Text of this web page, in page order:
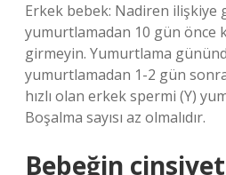
Erkek bebek: Nadiren ilişkiye
yumurtlamadan 10 gün önce
girmeyin. Yumurtlama
yumurtlamadan 1-2 gün
hızlı olan erkek spermi (Y)
Boşalma sayısı az olmalıdır.
Bebeğin